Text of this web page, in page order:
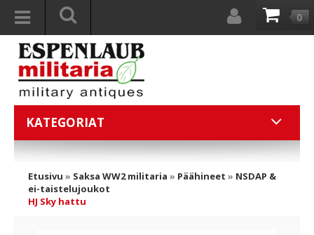
0
KATEGORIAT
Etusivu » Saksa WW2 militaria » Päähineet » NSDAP &
ei-taistelujoukot
HJ Sky hattu